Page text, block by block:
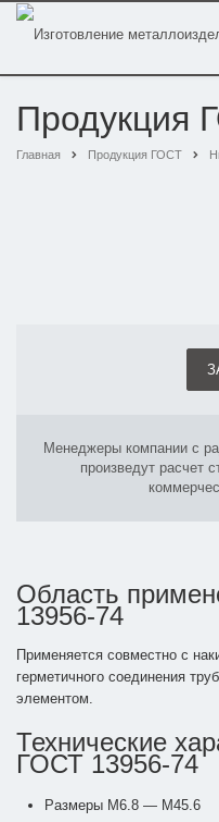
Продукция
Главная Продукция ГОСТ
Менеджеры компании с
произведут расчет
Область
13956-74
Применяется совместно с
герметичного соединения
элементом.
Технические
ГОСТ 13956-74
Размеры М6.8 — М45.6